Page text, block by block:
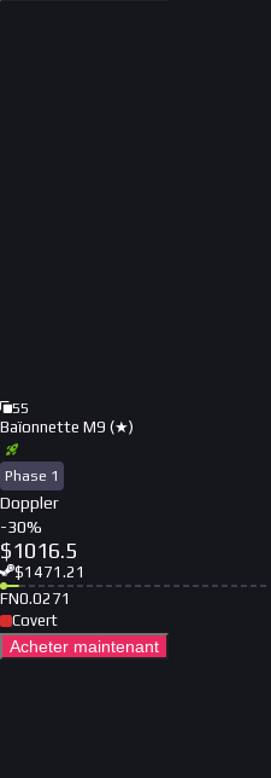
55
Baïonnette M9 (★)
Phase 1
Doppler
-30%
$1016.5
$1471.21
FN0.0271
Covert
Acheter maintenant